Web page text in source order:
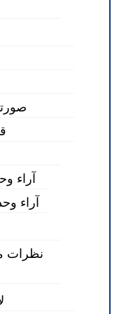
آراء
آراء
نظرات